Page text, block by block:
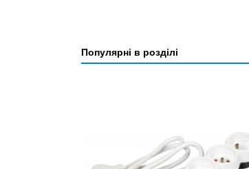
Популярні в розділі